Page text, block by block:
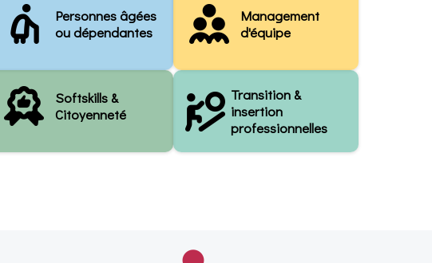
Personnes âgées
ou dépendantes
Management
d'équipe
Softskills &
Citoyenneté
Transition &
insertion
professionnelles